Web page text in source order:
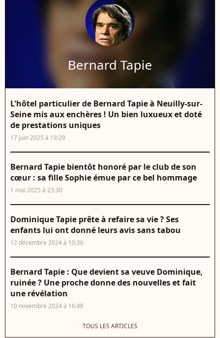
Bernard Tapie
L'hôtel particulier de Bernard Tapie à Neuilly-sur-
Seine mis aux enchères ! Un bien luxueux et doté
de prestations uniques
17 juin 2025 à 19:29
Bernard Tapie bientôt honoré par le club de son
cœur : sa fille Sophie émue par ce bel hommage
1 mai 2025 à 23:30
Dominique Tapie prête à refaire sa vie ? Ses
enfants lui ont donné leurs avis sans tabou
12 décembre 2024 à 10:36
Bernard Tapie : Que devient sa veuve Dominique,
ruinée ? Une proche donne des nouvelles et fait
une révélation
10 novembre 2024 à 16:48
TOUS LES ARTICLES